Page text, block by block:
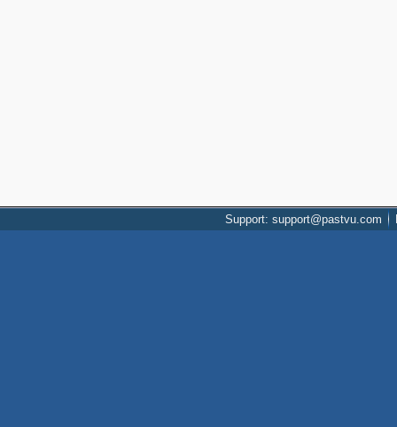
Support: support@pastvu.com